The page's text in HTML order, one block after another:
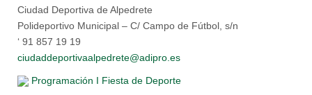
Ciudad Deportiva de Alpedrete
Polideportivo Municipal – C/ Campo de Fútbol, s/n
‘ 91 857 19 19
ciudaddeportivaalpedrete@adipro.es
Programación I Fiesta de Deporte